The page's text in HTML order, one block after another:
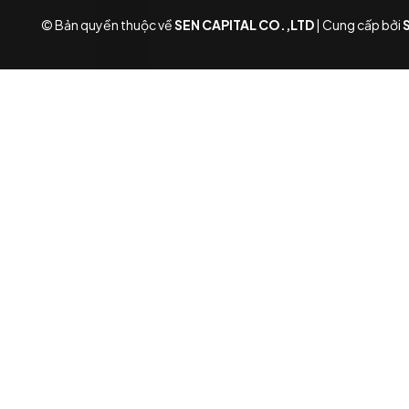
© Bản quyền thuộc vềSEN CAPITAL CO.,LTD| Cung cấp bởi